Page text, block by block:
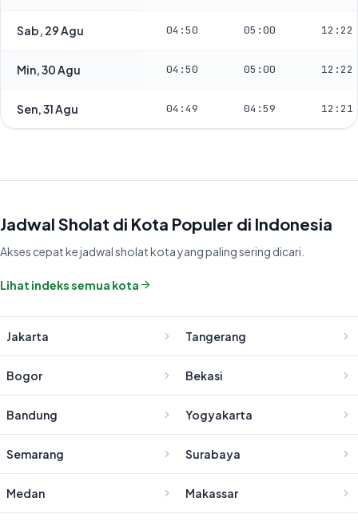
Sab, 29 Agu 04:50 05:00 12:22
Min, 30 Agu 04:50 05:00 12:22
Sen, 31 Agu 04:49 04:59 12:21
Jadwal Sholat di Kota Populer di Indonesia
Akses cepat ke jadwal sholat kota yang paling sering dicari.
Lihat indeks semua kota
Jakarta Tangerang
Bogor Bekasi
Bandung Yogyakarta
Semarang Surabaya
Medan Makassar